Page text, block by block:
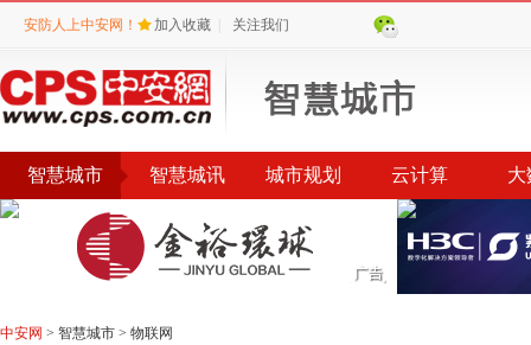
安防人上中安网！ 加入收藏 关注我们
智慧城市 智慧城讯 城市规划 云计算 大
中安网 > 智慧城市 > 物联网